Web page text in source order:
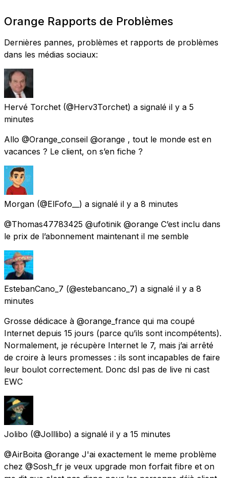
Orange Rapports de Problèmes
Dernières pannes, problèmes et rapports de problèmes
dans les médias sociaux:
Hervé Torchet (@Herv3Torchet) a signalé il y a 5
minutes
Allo @Orange_conseil @orange , tout le monde est en
vacances ? Le client, on s’en fiche ?
Morgan (@ElFofo__) a signalé il y a 8 minutes
@Thomas47783425 @ufotinik @orange C’est inclu dans
le prix de l’abonnement maintenant il me semble
EstebanCano_7 (@estebancano_7) a signalé il y a 8
minutes
Grosse dédicace à @orange_france qui ma coupé
Internet depuis 15 jours (parce qu’ils sont incompétents).
Normalement, je récupère Internet le 7, mais j’ai arrêté
de croire à leurs promesses : ils sont incapables de faire
leur boulot correctement. Donc dsl pas de live ni cast
EWC
Jolibo (@Jolllibo) a signalé il y a 15 minutes
@AirBoita @orange J'ai exactement le meme problème
chez @Sosh_fr je veux upgrade mon forfait fibre et on